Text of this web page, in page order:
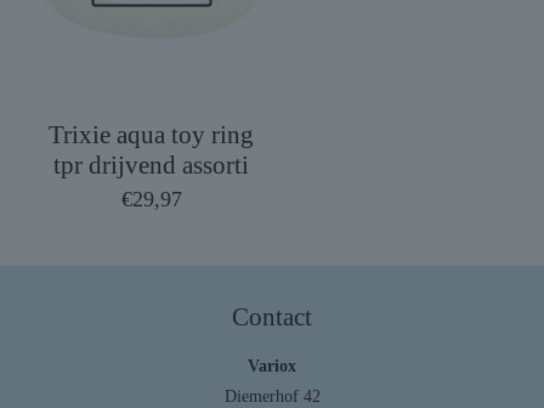
Trixie aqua toy ring
tpr drijvend assorti
€29,97
Contact
Variox
Diemerhof 42